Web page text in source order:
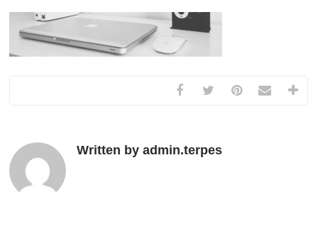
Written by admin.terpes